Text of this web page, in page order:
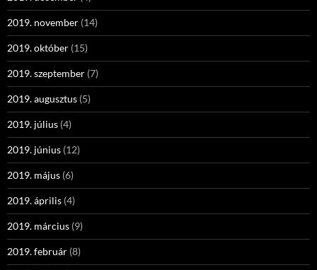
2019. november (14)
2019. október (15)
2019. szeptember (7)
2019. augusztus (5)
2019. július (4)
2019. június (12)
2019. május (6)
2019. április (4)
2019. március (9)
2019. február (8)